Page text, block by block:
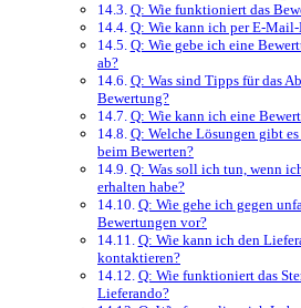
Q: Wie funktioniert das
Q: Wie kann ich per E-
Q: Wie gebe ich eine
ab?
Q: Was sind Tipps für das
Bewertung?
Q: Wie kann ich eine
Q: Welche Lösungen gibt
beim Bewerten?
Q: Was soll ich tun, wenn
erhalten habe?
Q: Wie gehe ich gegen
Bewertungen vor?
Q: Wie kann ich den
kontaktieren?
Q: Wie funktioniert das
Lieferando?